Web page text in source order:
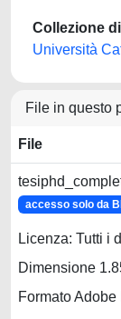
Collezione
Università
File in questo
File
accesso solo da
Licenza: Tutti i
Dimensione
Formato Adobe